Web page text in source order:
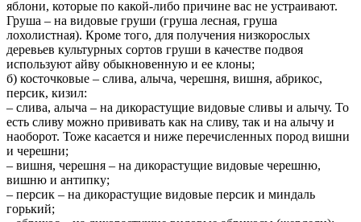
яблони, которые по какой-либо причине вас не устраивают.
Груша – на видовые груши (груша лесная, груша
лохолистная). Кроме того, для получения низкорослых
деревьев культурных сортов груши в качестве подвоя
используют айву обыкновенную и ее клоны;
б) косточковые – слива, алыча, черешня, вишня, абрикос,
персик, кизил:
– слива, алыча – на дикорастущие видовые сливы и алычу. То
есть сливу можно прививать как на сливу, так и на алычу и
наоборот. Тоже касается и ниже перечисленных пород вишни
и черешни;
– вишня, черешня – на дикорастущие видовые черешню,
вишню и антипку;
– персик – на дикорастущие видовые персик и миндаль
горький;